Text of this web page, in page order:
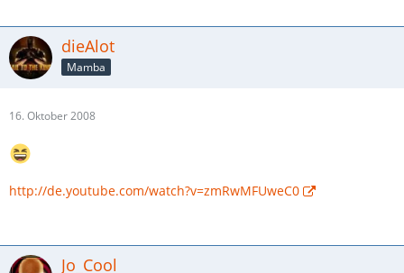
dieAlot
Mamba
16. Oktober 2008
http://de.youtube.com/watch?v=zmRwMFUweC0
Jo_Cool